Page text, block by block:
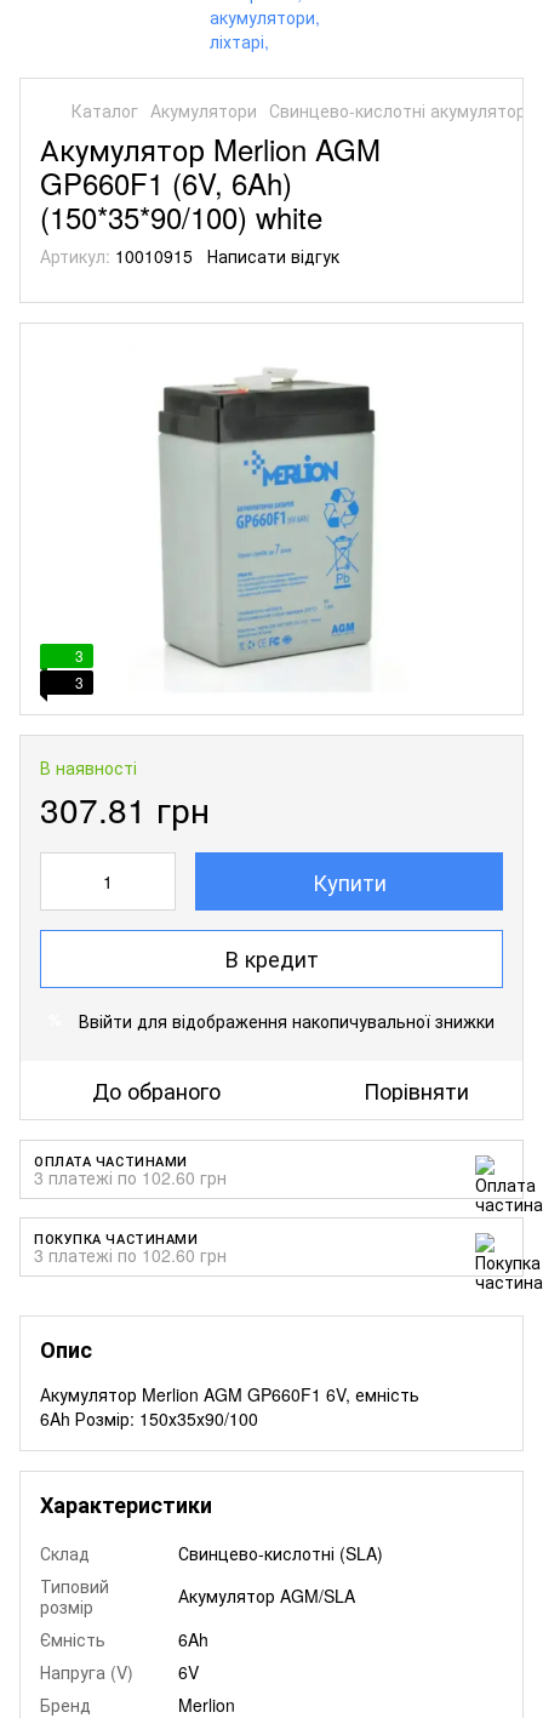
Каталог Акумулятори Свинцево-кислотні акумулятори
Акумулятор Merlion AGM
GP660F1 (6V, 6Ah)
(150*35*90/100) white
Артикул: 10010915 Написати відгук
3
3
В наявності
307.81 грн
Купити
В кредит
Ввійти для відображення накопичувальної знижки
До обраного Порівняти
ОПЛАТА ЧАСТИНАМИ
3 платежі по 102.60 грн
ПОКУПКА ЧАСТИНАМИ
3 платежі по 102.60 грн
Опис
Акумулятор Merlion AGM GP660F1 6V, емність
6Ah Розмір: 150х35х90/100
Характеристики
Склад
Свинцево-кислотні (SLA)
Типовий
розмір
Акумулятор AGM/SLA
Ємність
6Ah
Напруга (V)
6V
Бренд
Merlion